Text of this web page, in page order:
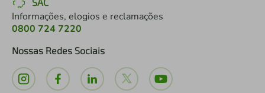
Informações, elogios e reclamações
0800 724 7220
Nossas Redes Sociais